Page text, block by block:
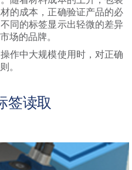
的成本，正确验证产品的必
同的标签显示出轻微的差异
场的品牌。
作中大规模使用时，对正确
。
签读取